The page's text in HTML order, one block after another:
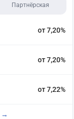
Партнёрская
от 7,20%
от 7,20%
от 7,22%
→